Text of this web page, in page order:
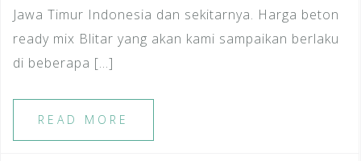
Jawa Timur Indonesia dan sekitarnya. Harga beton
ready mix Blitar yang akan kami sampaikan berlaku
di beberapa […]
READ MORE